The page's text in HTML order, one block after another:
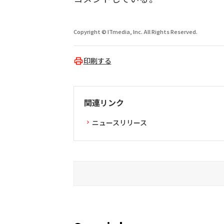
Copyright © ITmedia, Inc. All Rights Reserved.
印刷する
関連リンク
ニュースリリース